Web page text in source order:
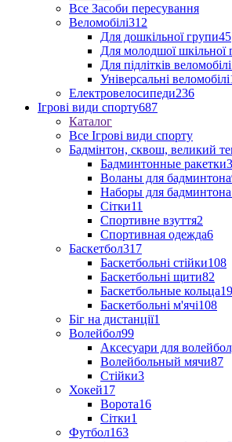
Все Засоби пересування
Веломобілі312
Для дошкільної групи45
Для молодшої шкільної
Для підлітків веломобілі
Універсальні веломобілі
Електровелосипеди236
Ігрові види спорту687
Каталог
Все Ігрові види спорту
Бадмінтон, сквош, великий
Бадминтонные ракетки
Воланы для бадминтона
Наборы для бадминтона
Сітки11
Спортивне взуття2
Спортивная одежда6
Баскетбол317
Баскетбольні стійки108
Баскетбольні щити82
Баскетбольные кольца19
Баскетбольні м'ячі108
Біг на дистанції1
Волейбол99
Аксесуари для
Волейбольный мячи87
Стійки3
Хокей17
Ворота16
Сітки1
Футбол163